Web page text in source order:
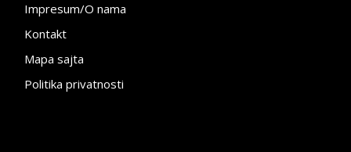
Impresum/O nama
Kontakt
Mapa sajta
Politika privatnosti